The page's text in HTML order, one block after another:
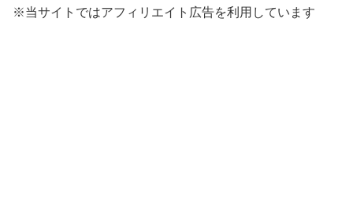
※当サイトではアフィリエイト広告を利用しています